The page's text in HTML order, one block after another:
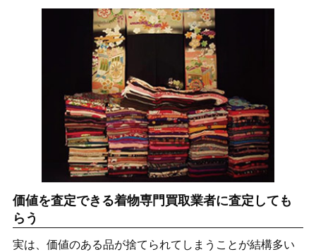
価値を査定できる着物専門買取業者に査定しても
らう
実は、価値のある品が捨てられてしまうことが結構多い